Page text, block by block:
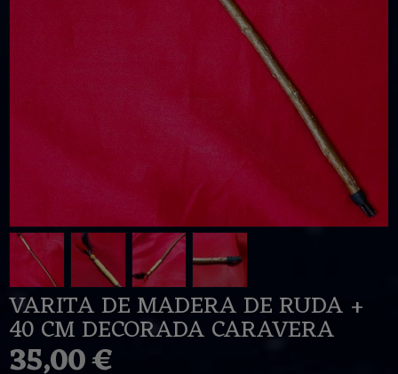
VARITA DE MADERA DE RUDA +
40 CM DECORADA CARAVERA
35,00 €